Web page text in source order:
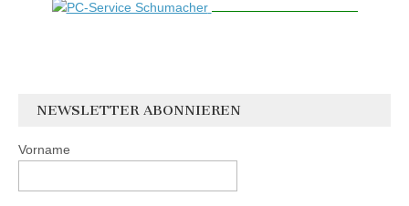
NEWSLETTER ABONNIEREN
Vorname